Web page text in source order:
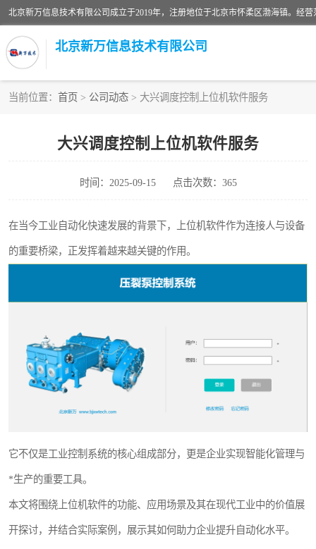
北京新万信息技术有限公司
当前位置： 首页 > 公司动态 > 大兴调度控制上位机软件服务
大兴调度控制上位机软件服务
时间：2025-09-15 点击次数：365
在当今工业自动化快速发展的背景下，上位机软件作为连接人与设备
的重要桥梁，正发挥着越来越关键的作用。
它不仅是工业控制系统的核心组成部分，更是企业实现智能化管理与
*生产的重要工具。
本文将围绕上位机软件的功能、应用场景及其在现代工业中的价值展
开探讨，并结合实际案例，展示其如何助力企业提升自动化水平。
数据采集软件
数据采集和条码追溯
物流立库控制上位机软件
WMS和WCS二合一
串口上位机软件
运动控制上位机软件
WCS仓储物流上位机软件
WMS立体仓库上位机软件